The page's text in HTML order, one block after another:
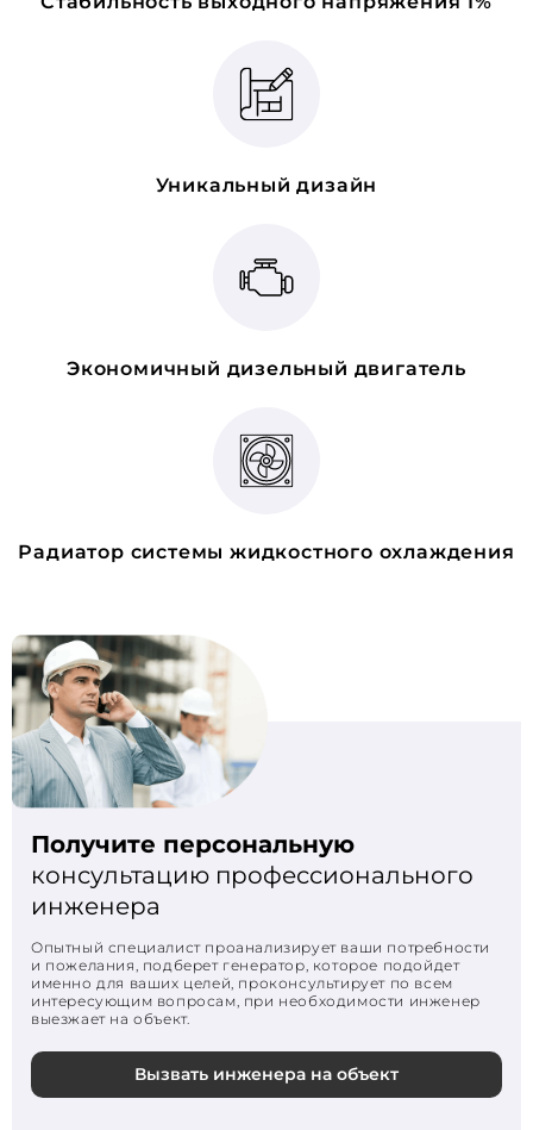
Уникальный дизайн
Экономичный дизельный двигатель
Радиатор системы жидкостного охлаждения
Получите персональную
консультацию профессионального
инженера
Опытный специалист проанализирует ваши потребности
и пожелания, подберет генератор, которое подойдет
именно для ваших целей, проконсультирует по всем
интересующим вопросам, при необходимости инженер
выезжает на объект.
Вызвать инженера на объект